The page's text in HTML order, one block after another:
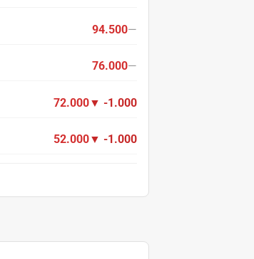
94.500—
76.000—
72.000▼ -1.000
52.000▼ -1.000